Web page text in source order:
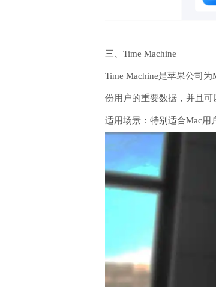
三、Time Machine
Time Machine是苹果公司
份用户的重要数据，并且可
适用场景：特别适合Mac用